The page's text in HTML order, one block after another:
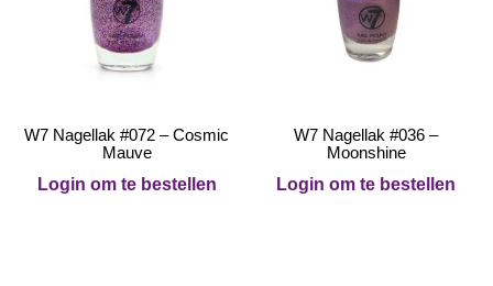
W7 Nagellak #072 – Cosmic
Mauve
Login om te bestellen
W7 Nagellak #036 –
Moonshine
Login om te bestellen